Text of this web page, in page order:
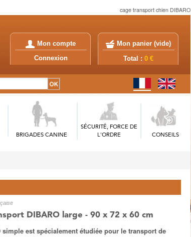
cage transport chien DIBARO
Mon compte
Connexion
Mon panier (vide)
Total : 0 €
BRIGADES CANINE
SÉCURITÉ, FORCE DE
L'ORDRE
CONSEILS
DIBARO large - 90 x 72 x 60 cm
simple est spécialement étudiée pour le transport de